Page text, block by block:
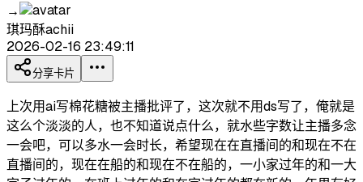
→
琪玛酥achii
2026-02-16 23:49:11
分享卡片
上次用ai写棉花糖被主播批评了，这次就不用ds写了，俺就是
这么个淡淡的人，也不知道说点什么，就水些字数让主播多念
一会吧，可以多水一会时长，希望现在在直播间的和现在不在
直播间的，现在在船的和现在不在船的，一小家过年的和一大